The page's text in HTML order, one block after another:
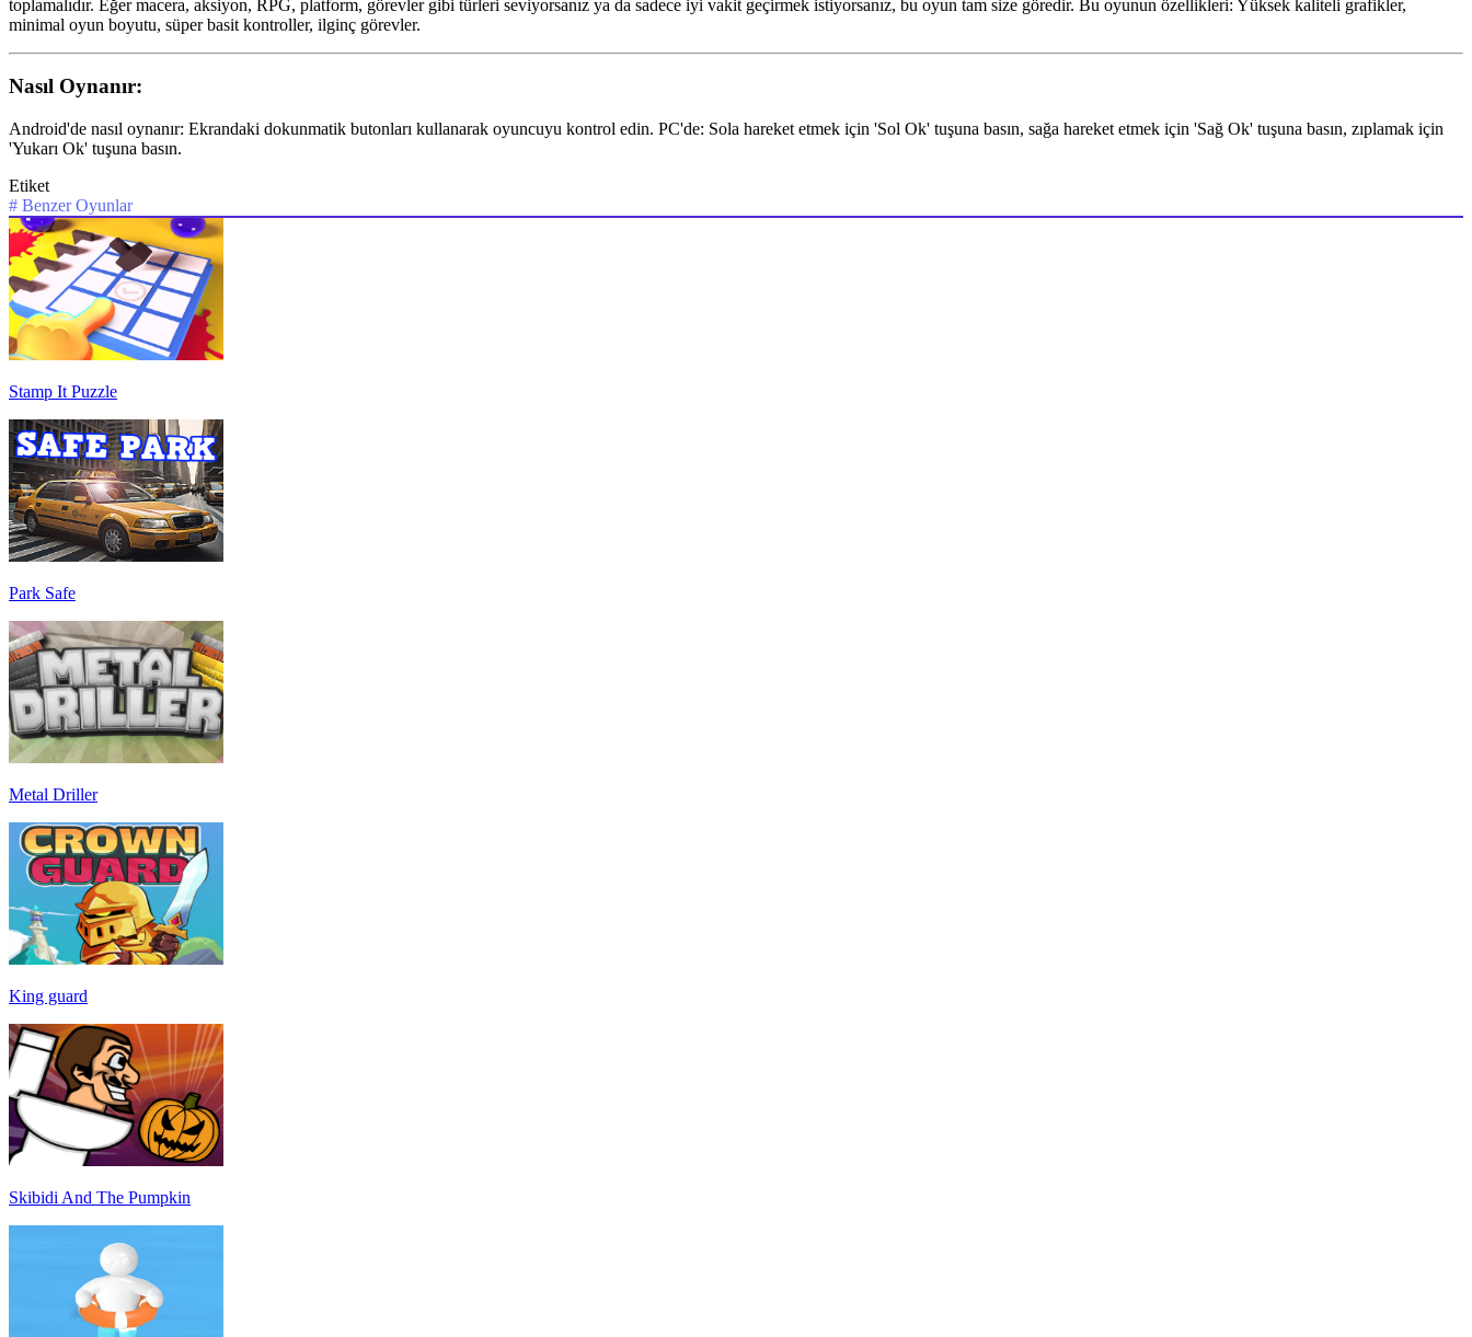
toplamalıdır. Eğer macera, aksiyon, RPG, platform, görevler gibi türleri seviyorsanız ya da sadece iyi vakit geçirmek istiyorsanız, bu oyun tam size göredir. Bu oyunun özellikleri: Yüksek kaliteli grafikler,
minimal oyun boyutu, süper basit kontroller, ilginç görevler.
Nasıl Oynanır:
Android'de nasıl oynanır: Ekrandaki dokunmatik butonları kullanarak oyuncuyu kontrol edin. PC'de: Sola hareket etmek için 'Sol Ok' tuşuna basın, sağa hareket etmek için 'Sağ Ok' tuşuna basın, zıplamak için
'Yukarı Ok' tuşuna basın.
Etiket
# Benzer Oyunlar
Stamp It Puzzle
Park Safe
Metal Driller
King guard
Skibidi And The Pumpkin